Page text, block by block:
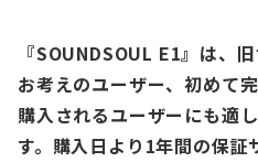
『SOUNDSOUL E1』は、
お考えのユーザー、初めて
購入されるユーザーにも適
す。購入日より1年間の保証